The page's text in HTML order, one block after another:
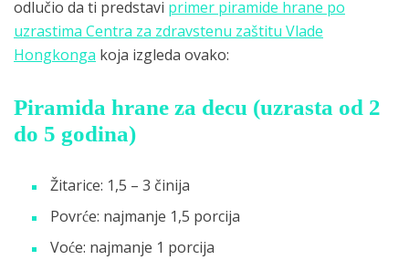
odlučio da ti predstavi primer piramide hrane po
uzrastima Centra za zdravstenu zaštitu Vlade
Hongkonga koja izgleda ovako:
Piramida hrane za decu (uzrasta od 2
do 5 godina)
Žitarice: 1,5 – 3 činija
Povrće: najmanje 1,5 porcija
Voće: najmanje 1 porcija